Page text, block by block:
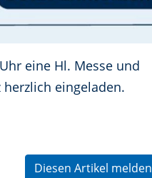
eine Hl. Messe und
eingeladen.
Diesen Artikel melden